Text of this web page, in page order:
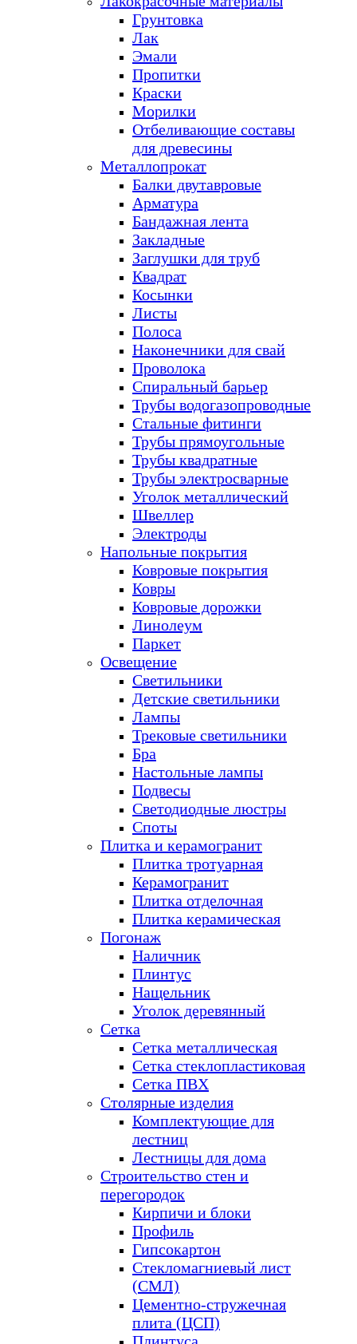
Грунтовка
Лак
Эмали
Пропитки
Краски
Морилки
Отбеливающие составы
для древесины
Металлопрокат
Балки двутавровые
Арматура
Бандажная лента
Закладные
Заглушки для труб
Квадрат
Косынки
Листы
Полоса
Наконечники для свай
Проволока
Спиральный барьер
Трубы водогазопроводные
Стальные фитинги
Трубы прямоугольные
Трубы квадратные
Трубы электросварные
Уголок металлический
Швеллер
Электроды
Напольные покрытия
Ковровые покрытия
Ковры
Ковровые дорожки
Линолеум
Паркет
Освещение
Светильники
Детские светильники
Лампы
Трековые светильники
Бра
Настольные лампы
Подвесы
Светодиодные люстры
Споты
Плитка и керамогранит
Плитка тротуарная
Керамогранит
Плитка отделочная
Плитка керамическая
Погонаж
Наличник
Плинтус
Нащельник
Уголок деревянный
Сетка
Сетка металлическая
Сетка стеклопластиковая
Сетка ПВХ
Столярные изделия
Комплектующие для
лестниц
Лестницы для дома
Строительство стен и
перегородок
Кирпичи и блоки
Профиль
Гипсокартон
Стекломагниевый лист
(СМЛ)
Цементно-стружечная
плита (ЦСП)